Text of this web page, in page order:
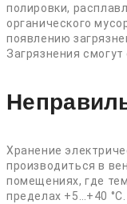
полировки,
органического
появлению
Загрязнения
Хранение
производиться в
помещениях, где
пределах +5…+40